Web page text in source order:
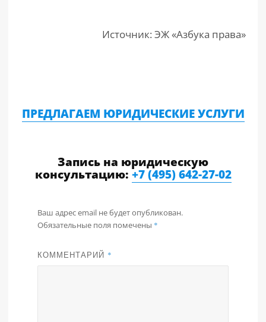
Источник: ЭЖ «Азбука права»
ПРЕДЛАГАЕМ ЮРИДИЧЕСКИЕ УСЛУГИ
Запись на юридическую
консультацию: +7 (495) 642-27-02
Ваш адрес email не будет опубликован.
Обязательные поля помечены *
КОММЕНТАРИЙ *